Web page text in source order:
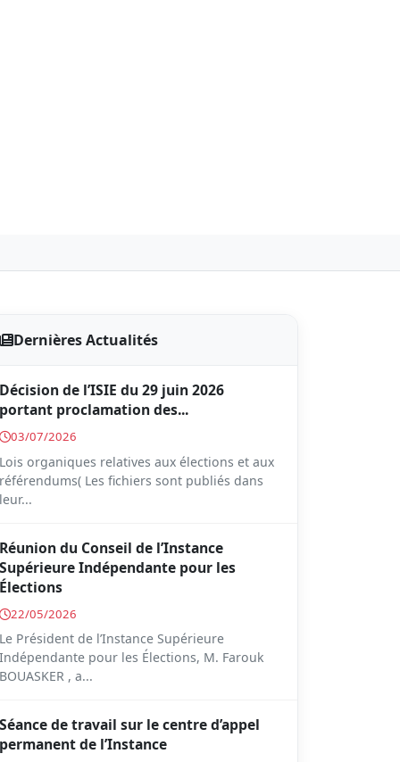
Dernières Actualités
Décision de l’ISIE du 29 juin 2026
portant proclamation des...
03/07/2026
Lois organiques relatives aux élections et aux
référendums( Les fichiers sont publiés dans
leur...
Réunion du Conseil de l’Instance
Supérieure Indépendante pour les
Élections
22/05/2026
Le Président de l’Instance Supérieure
Indépendante pour les Élections, M. Farouk
BOUASKER , a...
Séance de travail sur le centre d’appel
permanent de l’Instance